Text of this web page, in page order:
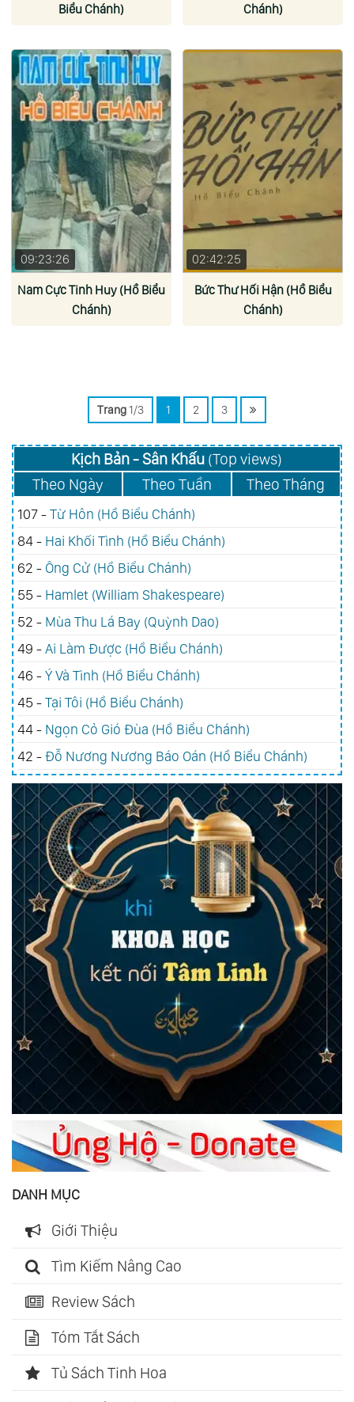
Biểu Chánh)
Chánh)
09:23:26
Nam Cực Tinh Huy (Hồ Biểu
Chánh)
02:42:25
Bức Thư Hối Hận (Hồ Biểu
Chánh)
Trang 1/3 1 2 3
Kịch Bản - Sân Khấu (Top views)
Theo Ngày
Theo Tuần Theo Tháng
107 -Từ Hôn (Hồ Biểu Chánh)
84 - Hai Khối Tình (Hồ Biểu Chánh)
62 - Ông Cử (Hồ Biểu Chánh)
55 - Hamlet (William Shakespeare)
52 - Mùa Thu Lá Bay (Quỳnh Dao)
49 -Ai Làm Được (Hồ Biểu Chánh)
46 -Ý Và Tình (Hồ Biểu Chánh)
45 -Tại Tôi (Hồ Biểu Chánh)
44 - Ngọn Cỏ Gió Đùa (Hồ Biểu Chánh)
42 -Đỗ Nương Nương Báo Oán (Hồ Biểu Chánh)
DANH MỤC
Giới Thiệu
Tìm Kiếm Nâng Cao
Review Sách
Tóm Tắt Sách
Tủ Sách Tinh Hoa